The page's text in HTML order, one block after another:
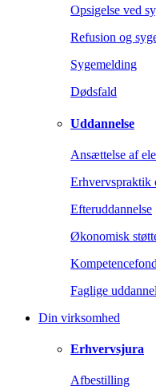
Opsigelse ved
Refusion og
Sygemelding
Dødsfald
Uddannelse
Ansættelse af
Erhvervspraktik
Efteruddannelse
Økonomisk
Faglige
Din virksomhed
Erhvervsjura
Afbestilling